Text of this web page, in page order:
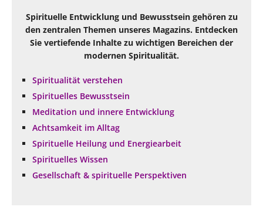
Spirituelle Entwicklung und Bewusstsein gehören zu
den zentralen Themen unseres Magazins. Entdecken
Sie vertiefende Inhalte zu wichtigen Bereichen der
modernen Spiritualität.
Spiritualität verstehen
Spirituelles Bewusstsein
Meditation und innere Entwicklung
Achtsamkeit im Alltag
Spirituelle Heilung und Energiearbeit
Spirituelles Wissen
Gesellschaft & spirituelle Perspektiven